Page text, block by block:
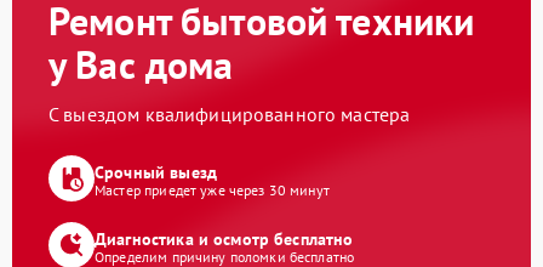
Ремонт бытовой техники
у Вас дома
С выездом квалифицированного мастера
Срочный выезд
Мастер приедет уже через 30 минут
Диагностика и осмотр бесплатно
Определим причину поломки бесплатно